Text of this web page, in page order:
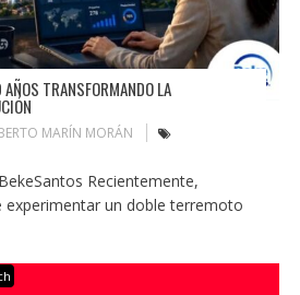
TRANSFORMANDO LA
MARÍN MORÁN
Recientemente,
experimentar un doble terremoto